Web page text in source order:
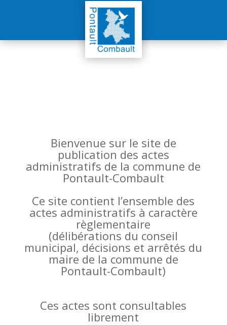
Bienvenue sur le site de
publication des actes
administratifs de la commune de
Pontault-Combault
Ce site contient l’ensemble des
actes administratifs à caractère
règlementaire
(délibérations du conseil
municipal, décisions et arrêtés du
maire de la commune de
Pontault-Combault)
Ces actes sont consultables
librement